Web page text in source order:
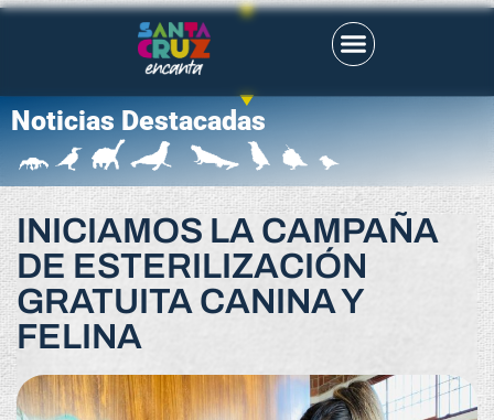
Noticias Destacadas
INICIAMOS LA CAMPAÑA
DE ESTERILIZACIÓN
GRATUITA CANINA Y
FELINA